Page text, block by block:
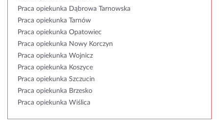
Praca opiekunka Dąbrowa Tarnowska
Praca opiekunka Tarnów
Praca opiekunka Opatowiec
Praca opiekunka Nowy Korczyn
Praca opiekunka Wojnicz
Praca opiekunka Koszyce
Praca opiekunka Szczucin
Praca opiekunka Brzesko
Praca opiekunka Wiślica